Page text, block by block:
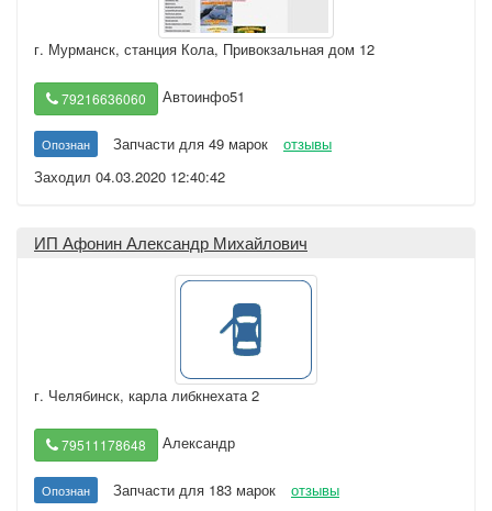
г. Мурманск, станция Кола, Привокзальная дом 12
79216636060 Автоинфо51
Опознан Запчасти для 49 марок
отзывы
Заходил 04.03.2020 12:40:42
ИП Афонин Александр Михайлович
г. Челябинск, карла либкнехата 2
79511178648 Александр
Опознан Запчасти для 183 марок
отзывы